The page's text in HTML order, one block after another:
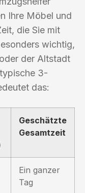
Ihre Möbel und
die Sie mit
wichtig,
der Altstadt
3-
das:
Geschätzte
Gesamtzeit
Ein ganzer
Tag